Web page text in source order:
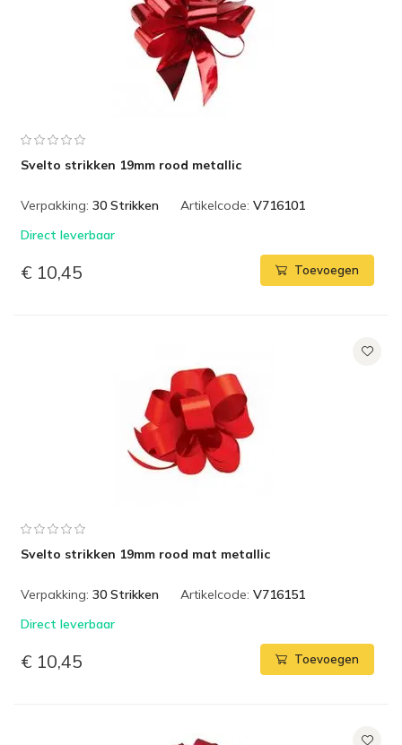
Svelto strikken 19mm rood metallic
Verpakking: 30 Strikken Artikelcode: V716101
Direct leverbaar
€ 10,45 Toevoegen
Svelto strikken 19mm rood mat metallic
Verpakking: 30 Strikken Artikelcode: V716151
Direct leverbaar
€ 10,45 Toevoegen